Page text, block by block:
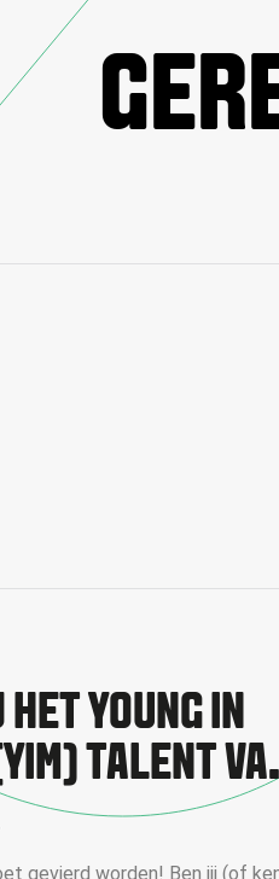
YOUNG IN
TALENT
gevierd worden! Ben jij (of